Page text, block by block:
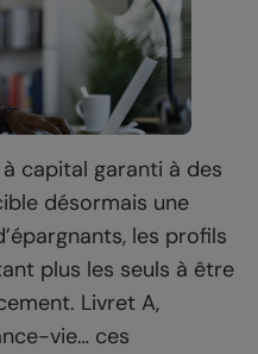
capital garanti à des
désormais une
les profils
plus les seuls à être
Livret A,
vie… ces